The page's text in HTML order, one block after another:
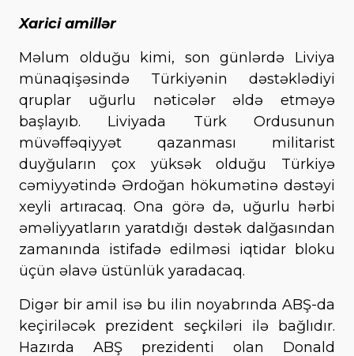
Xarici amillər
Məlum olduğu kimi, son günlərdə Liviya
münaqişəsində Türkiyənin dəstəklədiyi
qruplar uğurlu nəticələr əldə etməyə
başlayıb. Liviyada Türk Ordusunun
müvəffəqiyyət qazanması militarist
duyğuların çox yüksək olduğu Türkiyə
cəmiyyətində Ərdoğan hökumətinə dəstəyi
xeyli artıracaq. Ona görə də, uğurlu hərbi
əməliyyatların yaratdığı dəstək dalğasından
zamanında istifadə edilməsi iqtidar bloku
üçün əlavə üstünlük yaradacaq.
Digər bir amil isə bu ilin noyabrında ABŞ-da
keçiriləcək prezident seçkiləri ilə bağlıdır.
Hazırda ABŞ prezidenti olan Donald